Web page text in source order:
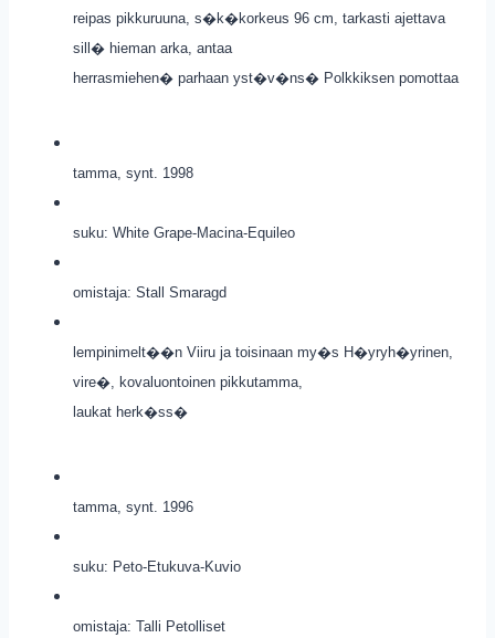
reipas pikkuruuna, s�k�korkeus 96 cm, tarkasti ajettava
sill� hieman arka, antaa
herrasmiehen� parhaan yst�v�ns� Polkkiksen pomottaa
tamma, synt. 1998
suku: White Grape-Macina-Equileo
omistaja: Stall Smaragd
lempinimelt��n Viiru ja toisinaan my�s H�yryh�yrinen,
vire�, kovaluontoinen pikkutamma,
laukat herk�ss�
tamma, synt. 1996
suku: Peto-Etukuva-Kuvio
omistaja: Talli Petolliset